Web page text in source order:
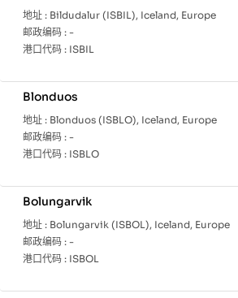
地址 : Bildudalur (ISBIL), Iceland, Europe
邮政编码 : -
港口代码 : ISBIL
Blonduos
地址 : Blonduos (ISBLO), Iceland, Europe
邮政编码 : -
港口代码 : ISBLO
Bolungarvik
地址 : Bolungarvik (ISBOL), Iceland, Europe
邮政编码 : -
港口代码 : ISBOL